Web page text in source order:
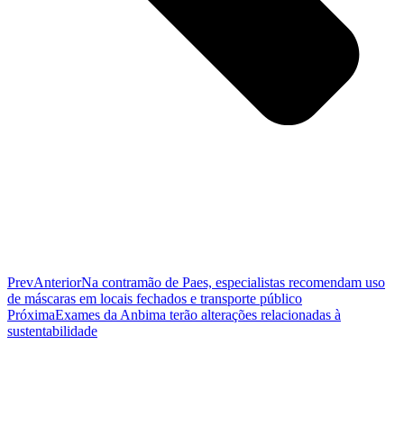
PrevAnteriorNa contramão de Paes, especialistas recomendam uso
de máscaras em locais fechados e transporte público
PróximaExames da Anbima terão alterações relacionadas à
sustentabilidade